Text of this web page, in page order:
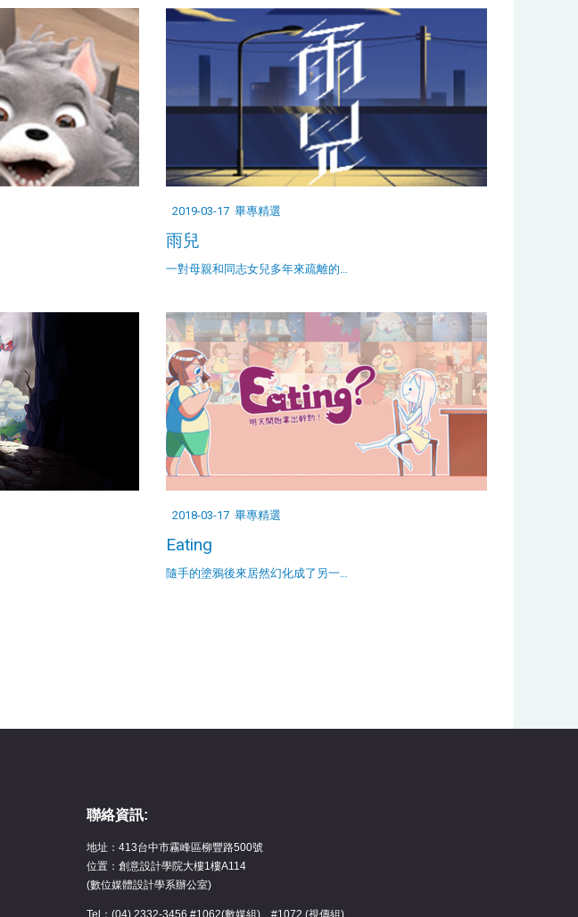
2019-03-17 畢專精選
雨兒
一對母親和同志女兒多年來疏離的…
2018-03-17 畢專精選
Eating
隨手的塗鴉後來居然幻化成了另一…
聯絡資訊:
地址：413台中市霧峰區柳豐路500號
位置：創意設計學院大樓1樓A114
(數位媒體設計學系辦公室)